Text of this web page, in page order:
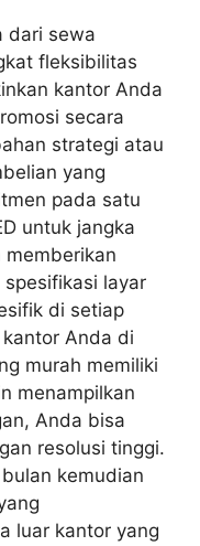
dari sewa
fleksibilitas
kantor Anda
secara
strategi atau
yang
pada satu
untuk jangka
memberikan
layar
di setiap
Anda di
murah memiliki
menampilkan
Anda bisa
resolusi tinggi.
kemudian
luar kantor yang